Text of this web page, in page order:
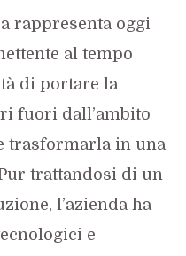
rappresenta oggi
al tempo
di portare la
fuori dall’ambito
trasformarla in una
trattandosi di un
l’azienda ha
e